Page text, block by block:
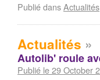
Publié dansActualités
Actualités »
Autolib' roule
Publié le 29 October